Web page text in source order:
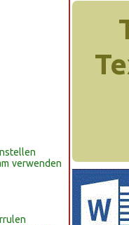
verwenden